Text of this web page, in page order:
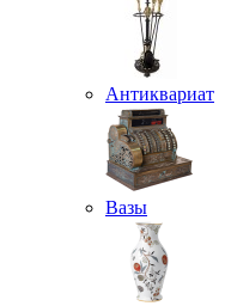
Антиквариат
Вазы